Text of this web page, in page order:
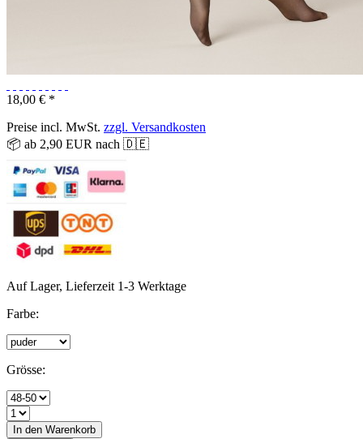
18,00 € *
Preise incl. MwSt. zzgl. Versandkosten
📦 ab 2,90 EUR nach 🇩🇪
Auf Lager, Lieferzeit 1-3 Werktage
Farbe:
Grösse:
In den Warenkorb